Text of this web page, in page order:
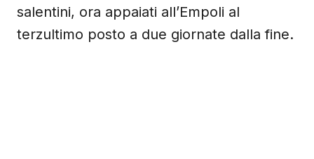
salentini, ora appaiati all’Empoli al
terzultimo posto a due giornate dalla fine.